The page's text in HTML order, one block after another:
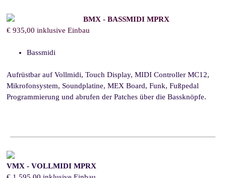
BMX - BASSMIDI MPRX
€ 935,00 inklusive Einbau
Bassmidi
Aufrüstbar auf Vollmidi, Touch Display, MIDI Controller MC12,
Mikrofonsystem, Soundplatine, MEX Board, Funk, Fußpedal
Programmierung und abrufen der Patches über die Bassknöpfe.
VMX - VOLLMIDI MPRX